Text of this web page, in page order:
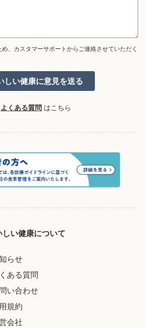
、カスタマーサポートからご連絡させていただく
よくある質問 はこちら
しい健康について
らせ
ある質問
い合わせ
規約
会社